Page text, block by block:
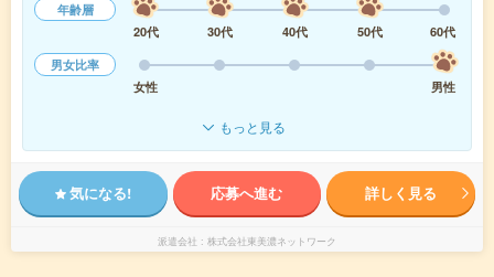
年齢層
20代
30代 40代 50代
60代
男女比率
女性
男性
もっと見る
気になる! 応募へ進む 詳しく見る
派遣会社 株式会社東美濃ネットワーク